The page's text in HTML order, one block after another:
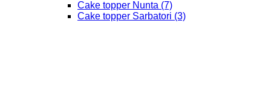
Cake topper Nunta (7)
Cake topper Sarbatori (3)